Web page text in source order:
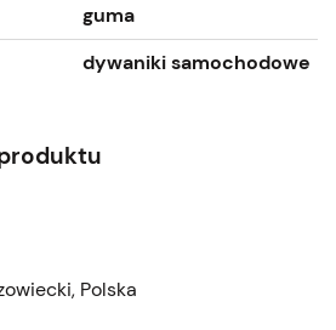
guma
dywaniki samochodowe
Polska